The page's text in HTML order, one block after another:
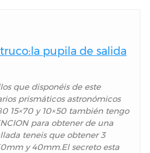
pupila de salida
que disponéis de este
prismáticos astronómicos
15×70 y 10×50 también tengo
para obtener de una
teneis que obtener 3
y 40mm.El secreto esta